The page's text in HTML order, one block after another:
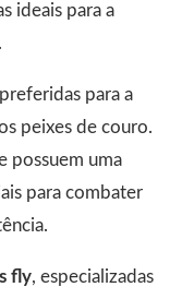
ideais para a
para a
peixes de couro.
possuem uma
para combater
fly, especializadas